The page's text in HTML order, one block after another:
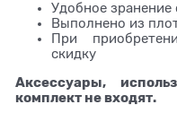
Удобное зранение
Выполнено из
При
скидку
Аксессуары,
комплект не входят.